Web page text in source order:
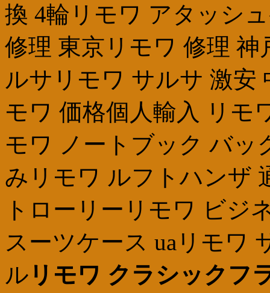
換 4輪リモワ アタッシ
修理 東京リモワ 修理
ルサリモワ サルサ 激安
モワ 価格個人輸入 リモ
モワ ノートブック バッ
みリモワ ルフトハンザ
トローリーリモワ ビジ
スーツケース uaリモワ
ル リモワ クラシックフ